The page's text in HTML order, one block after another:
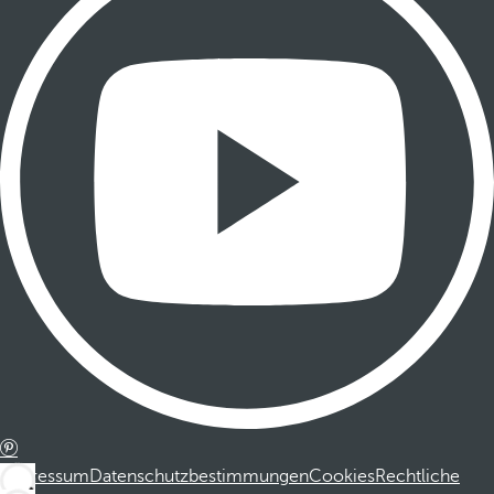
ImpressumDatenschutzbestimmungenCookiesRechtliche